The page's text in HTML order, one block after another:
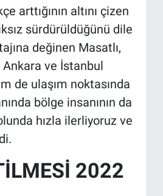
arttığının altını çizen
sürdürüldüğünü dile
değinen Masatlı,
ve İstanbul
de ulaşım noktasında
bölge insanının da
hızla ilerliyoruz ve
2022